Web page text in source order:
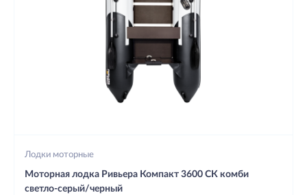
Лодки моторные
Моторная лодка Ривьера Компакт 3600 СК комби
светло-серый/черный